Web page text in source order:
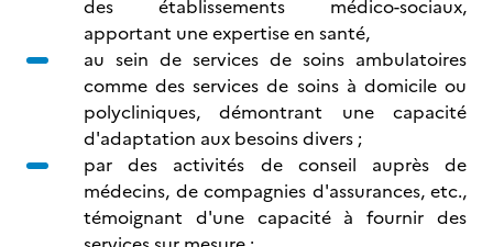
des établissements médico-sociaux,
apportant une expertise en santé,
au sein de services de soins ambulatoires
comme des services de soins à domicile ou
polycliniques, démontrant une capacité
d'adaptation aux besoins divers ;
par des activités de conseil auprès de
médecins, de compagnies d'assurances, etc.,
témoignant d'une capacité à fournir des